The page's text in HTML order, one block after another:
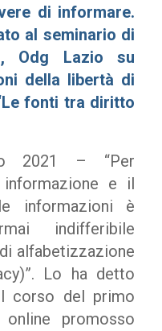
di informare.
al seminario di
Odg Lazio su
della libertà di
fonti tra diritto
2021 – “Per
e il
informazioni è
indifferibile
alfabetizzazione
Lo ha detto
corso del primo
promosso